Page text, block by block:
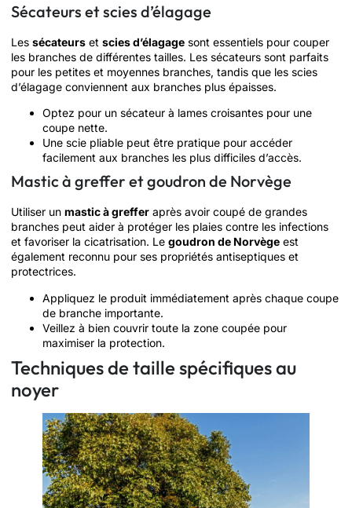
Sécateurs et scies d’élagage
Les sécateurs et scies d’élagage sont essentiels pour couper
les branches de différentes tailles. Les sécateurs sont parfaits
pour les petites et moyennes branches, tandis que les scies
d’élagage conviennent aux branches plus épaisses.
Optez pour un sécateur à lames croisantes pour une
coupe nette.
Une scie pliable peut être pratique pour accéder
facilement aux branches les plus difficiles d’accès.
Mastic à greffer et goudron de Norvège
Utiliser un mastic à greffer après avoir coupé de grandes
branches peut aider à protéger les plaies contre les infections
et favoriser la cicatrisation. Le goudron de Norvège est
également reconnu pour ses propriétés antiseptiques et
protectrices.
Appliquez le produit immédiatement après chaque coupe
de branche importante.
Veillez à bien couvrir toute la zone coupée pour
maximiser la protection.
Techniques de taille spécifiques au
noyer